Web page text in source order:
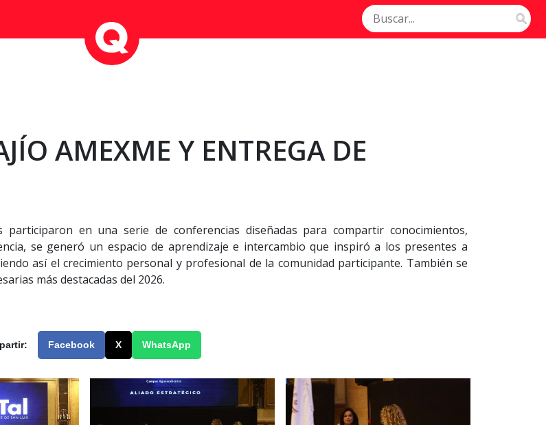
AMEXME Y ENTREGA DE
en una serie de conferencias diseñadas para compartir conocimientos,
se generó un espacio de aprendizaje e intercambio que inspiró a los presentes a
así el crecimiento personal y profesional de la comunidad participante. También se
más destacadas del 2026.
Facebook X WhatsApp